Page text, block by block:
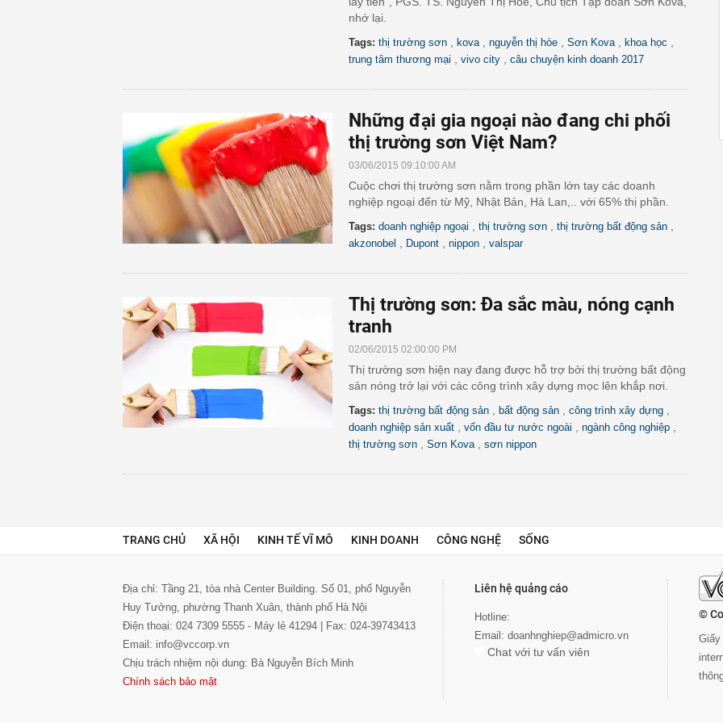
nhớ lại.
Tags: thị trường sơn kova nguyễn thị hòe Sơn Kova khoa học
trung tâm thương mại vivo city câu chuyện kinh doanh 2017
Những đại gia ngoại nào đang chi phối
thị trường sơn Việt Nam?
03/06/2015 09:10:00 AM
Cuộc chơi thị trường sơn nằm trong phần lớn tay các doanh
nghiệp ngoại đến từ Mỹ, Nhật Bản, Hà Lan,.. với 65% thị phần.
Tags: doanh nghiệp ngoại thị trường sơn thị trường bất động sản
akzonobel Dupont nippon valspar
Thị trường sơn: Đa sắc màu, nóng cạnh
tranh
02/06/2015 02:00:00 PM
Thị trường sơn hiện nay đang được hỗ trợ bởi thị trường bất động
sản nóng trở lại với các công trình xây dựng mọc lên khắp nơi.
Tags: thị trường bất động sản bất động sản công trình xây dựng
doanh nghiệp sản xuất vốn đầu tư nước ngoài ngành công nghiệp
thị trường sơn Sơn Kova sơn nippon
TRANG CHỦ XÃ HỘI KINH TẾ VĨ MÔ KINH DOANH CÔNG NGHỆ SỐNG
Địa chỉ: Tầng 21, tòa nhà Center Building. Số 01, phố Nguyễn
Huy Tưởng, phường Thanh Xuân, thành phố Hà Nội
Điện thoại: 024 7309 5555 - Máy lẻ 41294 | Fax: 024-39743413
Email: info@vccorp.vn
Chịu trách nhiệm nội dung: Bà Nguyễn Bích Minh
Chính sách bảo mật
Liên hệ quảng cáo
Hotline:
Email: doanhnghiep@admicro.vn
Chat với tư vấn viên
©
Giấy